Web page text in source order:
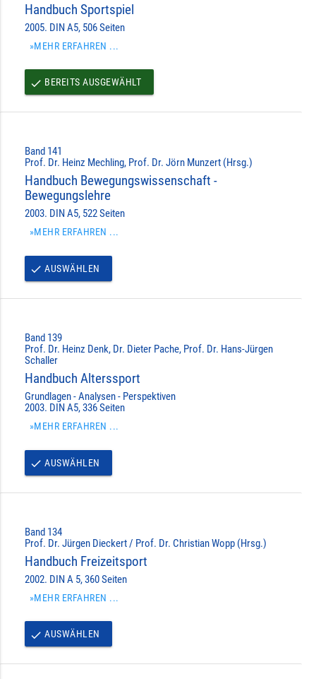
Handbuch Sportspiel
2005. DIN A5, 506 Seiten
»MEHR ERFAHREN ...
done BEREITS AUSGEWÄHLT
Band 141
Prof. Dr. Heinz Mechling, Prof. Dr. Jörn Munzert (Hrsg.)
Handbuch Bewegungswissenschaft -
Bewegungslehre
2003. DIN A5, 522 Seiten
»MEHR ERFAHREN ...
done AUSWÄHLEN
Band 139
Prof. Dr. Heinz Denk, Dr. Dieter Pache, Prof. Dr. Hans-Jürgen
Schaller
Handbuch Alterssport
Grundlagen - Analysen - Perspektiven
2003. DIN A5, 336 Seiten
»MEHR ERFAHREN ...
done AUSWÄHLEN
Band 134
Prof. Dr. Jürgen Dieckert / Prof. Dr. Christian Wopp (Hrsg.)
Handbuch Freizeitsport
2002. DIN A 5, 360 Seiten
»MEHR ERFAHREN ...
done AUSWÄHLEN